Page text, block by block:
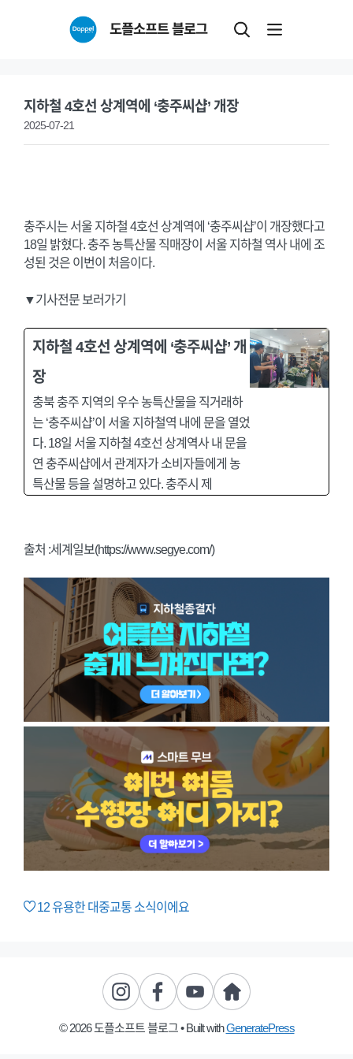
도플소프트 블로그
지하철 4호선 상계역에 ‘충주씨샵’ 개장
2025-07-21
충주시는 서울 지하철 4호선 상계역에 ‘충주씨샵’이 개장했다고
18일 밝혔다. 충주 농특산물 직매장이 서울 지하철 역사 내에 조
성된 것은 이번이 처음이다.
▼기사전문 보러가기
지하철 4호선 상계역에 ‘충주씨샵’ 개
장
충북 충주 지역의 우수 농특산물을 직거래하
는 ‘충주씨샵’이 서울 지하철역 내에 문을 열었
다. 18일 서울 지하철 4호선 상계역사 내 문을
연 충주씨샵에서 관계자가 소비자들에게 농
특산물 등을 설명하고 있다. 충주시 제
출처 :세계일보(https://www.segye.com/)
12유용한 대중교통 소식이에요
© 2026 도플소프트 블로그• Built withGeneratePress